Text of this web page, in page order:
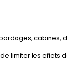
cabines,
limiter les effets